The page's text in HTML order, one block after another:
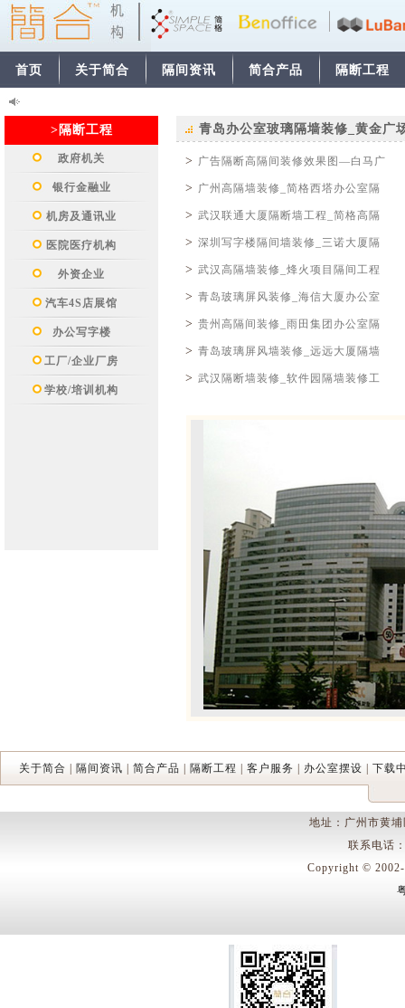
首页 关于简合 隔间资讯 简合产品 隔断工程
>隔断工程
政府机关
银行金融业
机房及通讯业
医院医疗机构
外资企业
汽车4S店展馆
办公写字楼
工厂/企业厂房
学校/培训机构
青岛办公室玻璃隔墙装修_黄金广
> 广告隔断高隔间装修效果图—白马广
> 广州高隔墙装修_简格西塔办公室隔
> 武汉联通大厦隔断墙工程_简格高隔
> 深圳写字楼隔间墙装修_三诺大厦隔
> 武汉高隔墙装修_烽火项目隔间工程
> 青岛玻璃屏风装修_海信大厦办公室
> 贵州高隔间装修_雨田集团办公室隔
> 青岛玻璃屏风墙装修_远远大厦隔墙
> 武汉隔断墙装修_软件园隔墙装修工
关于简合 隔间资讯 简合产品 隔断工程 客户服务 办公室摆设 下载
地址：广州市黄
联系电话
Copyright ©